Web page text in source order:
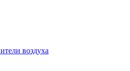
воздуха